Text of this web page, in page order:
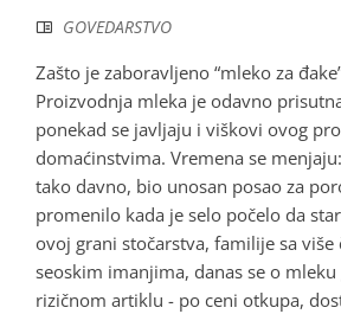
GOVEDARSTVO
Zašto je zaboravljeno “mleko za
Proizvodnja mleka je odavno
ponekad se javljaju i viškovi ovog
domaćinstvima. Vremena se
tako davno, bio unosan posao za
promenilo kada je selo počelo da
ovoj grani stočarstva, familije sa
seoskim imanjima, danas se o
rizičnom artiklu - po ceni otkupa,